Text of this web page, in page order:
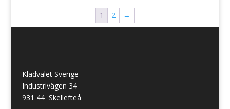
450,00 kr.
1 2 →
Klädvalet Sverige
Industrivägen 34
931 44 Skellefteå